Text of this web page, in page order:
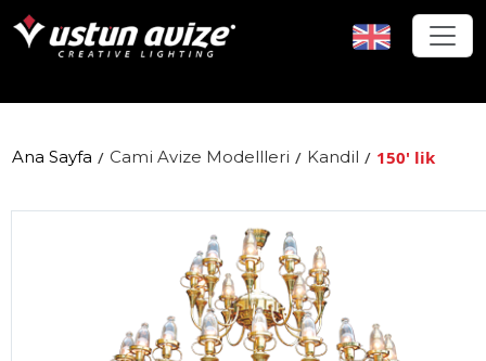
Ana Sayfa / Cami Avize Modellleri / Kandil / 150' lik